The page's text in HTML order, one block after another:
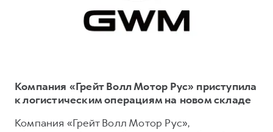
Кредитный калькулятор
Страхование
СЕРВИСНОЕ ОБСЛУЖИВАНИЕ
Электронный ПТС
Наша команда
Компания «Грейт Волл Мотор Рус» приступила
к логистическим операциям на новом складе
Компания «Грейт Волл Мотор Рус»,